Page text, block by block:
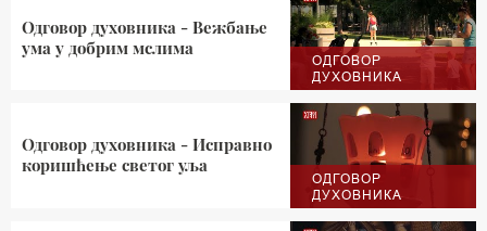
ОДГОВОР
ДУХОВНИКА
Одговор духовника - Вежбање
ума у добрим мслима
ОДГОВОР
ДУХОВНИКА
Одговор духовника - Исправно
коришћење светог уља